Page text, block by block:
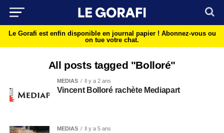
Le Gorafi est enfin disponible en journal papier ! Abonnez-vous ou
on tue votre chat.
All posts tagged "Bolloré"
MEDIAS Il y a 2 ans
Vincent Bolloré rachète Mediapart
MEDIAS Il y a 5 ans